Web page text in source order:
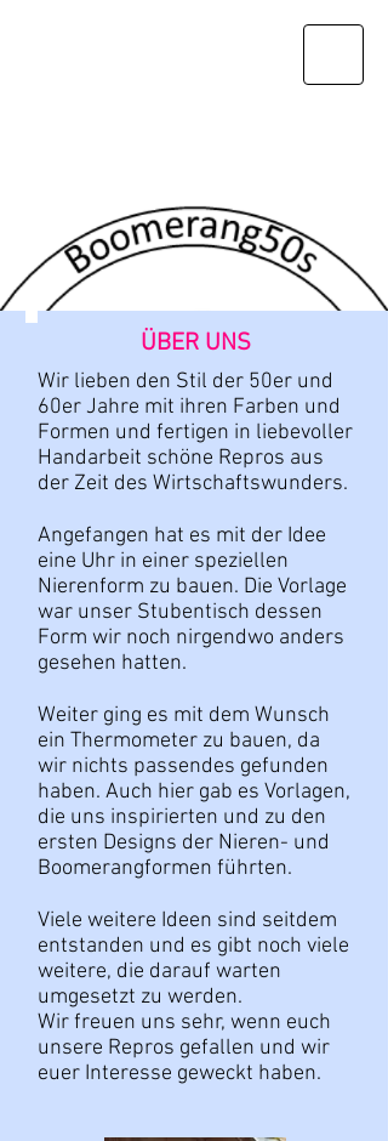
ÜBER UNS
Wir lieben den Stil der 50er und
60er Jahre mit ihren Farben und
Formen und fertigen in liebevoller
Handarbeit schöne Repros aus
der Zeit des Wirtschaftswunders.
Angefangen hat es mit der Idee
eine Uhr in einer speziellen
Nierenform zu bauen. Die Vorlage
war unser Stubentisch dessen
Form wir noch nirgendwo anders
gesehen hatten.
Weiter ging es mit dem Wunsch
ein Thermometer zu bauen, da
wir nichts passendes gefunden
haben. Auch hier gab es Vorlagen,
die uns inspirierten und zu den
ersten Designs der Nieren- und
Boomerangformen führten.
Viele weitere Ideen sind seitdem
entstanden und es gibt noch viele
weitere, die darauf warten
umgesetzt zu werden.
Wir freuen uns sehr, wenn euch
unsere Repros gefallen und wir
euer Interesse geweckt haben.